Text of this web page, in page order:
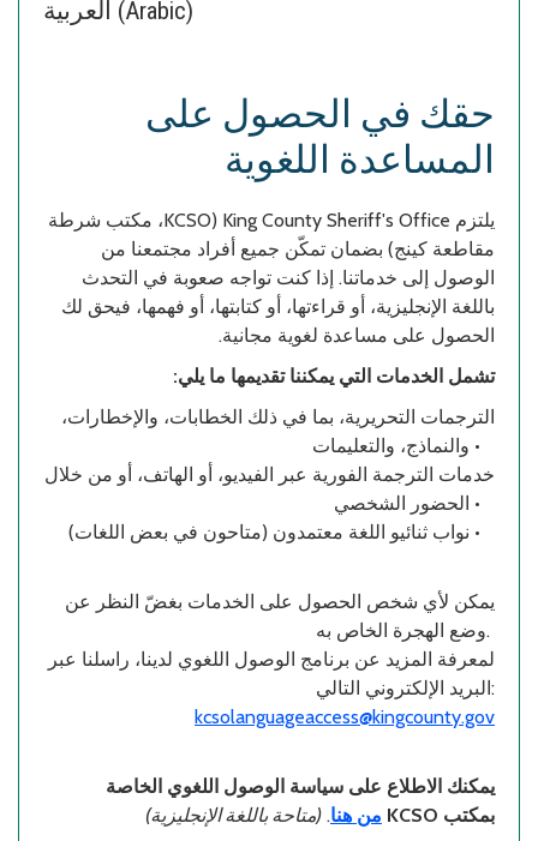
العربية (Arabic)
حقك في الحصول على
المساعدة اللغوية
يلتزم King County Sheriff's Office (KCSO، مكتب شرطة
مقاطعة كينج) بضمان تمكّن جميع أفراد مجتمعنا من
الوصول إلى خدماتنا. إذا كنت تواجه صعوبة في التحدث
باللغة الإنجليزية، أو قراءتها، أو كتابتها، أو فهمها، فيحق لك
الحصول على مساعدة لغوية مجانية.
تشمل الخدمات التي يمكننا تقديمها ما يلي:
الترجمات التحريرية، بما في ذلك الخطابات، والإخطارات،
والنماذج، والتعليمات •
خدمات الترجمة الفورية عبر الفيديو، أو الهاتف، أو من خلال
الحضور الشخصي •
نواب ثنائيو اللغة معتمدون (متاحون في بعض اللغات) •
يمكن لأي شخص الحصول على الخدمات بغضّ النظر عن
وضع الهجرة الخاص به.
لمعرفة المزيد عن برنامج الوصول اللغوي لدينا، راسلنا عبر
البريد الإلكتروني التالي:
kcsolanguageaccess@kingcounty.gov
يمكنك الاطلاع على سياسة الوصول اللغوي الخاصة
بمكتب KCSO
من هنا. (متاحة باللغة الإنجليزية)